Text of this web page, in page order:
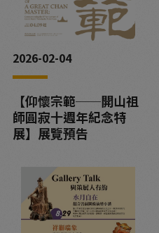
2026-02-04
【仰懷宗範──開山祖
師圓寂十週年紀念特
展】展覽預告